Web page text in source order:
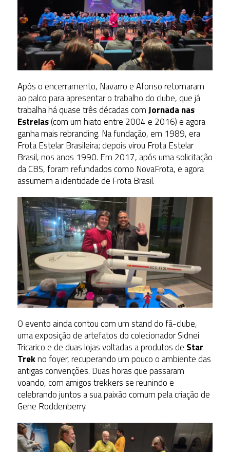
Após o encerramento, Navarro e Afonso retornaram
ao palco para apresentar o trabalho do clube, que já
trabalha há quase três décadas comJornada nas
Estrelas(com um hiato entre 2004 e 2016) e agora
ganha mais rebranding. Na fundação, em 1989, era
Frota Estelar Brasileira; depois virou Frota Estelar
Brasil, nos anos 1990. Em 2017, após uma solicitação
da CBS, foram refundados como NovaFrota, e agora
assumem a identidade de Frota Brasil.
O evento ainda contou com um stand do fã-clube,
uma exposição de artefatos do colecionador Sidnei
Tricarico e de duas lojas voltadas a produtos de Star
Trekno foyer, recuperando um pouco o ambiente das
antigas convenções. Duas horas que passaram
voando, com amigos trekkers se reunindo e
celebrando juntos a sua paixão comum pela criação de
Gene Roddenberry.